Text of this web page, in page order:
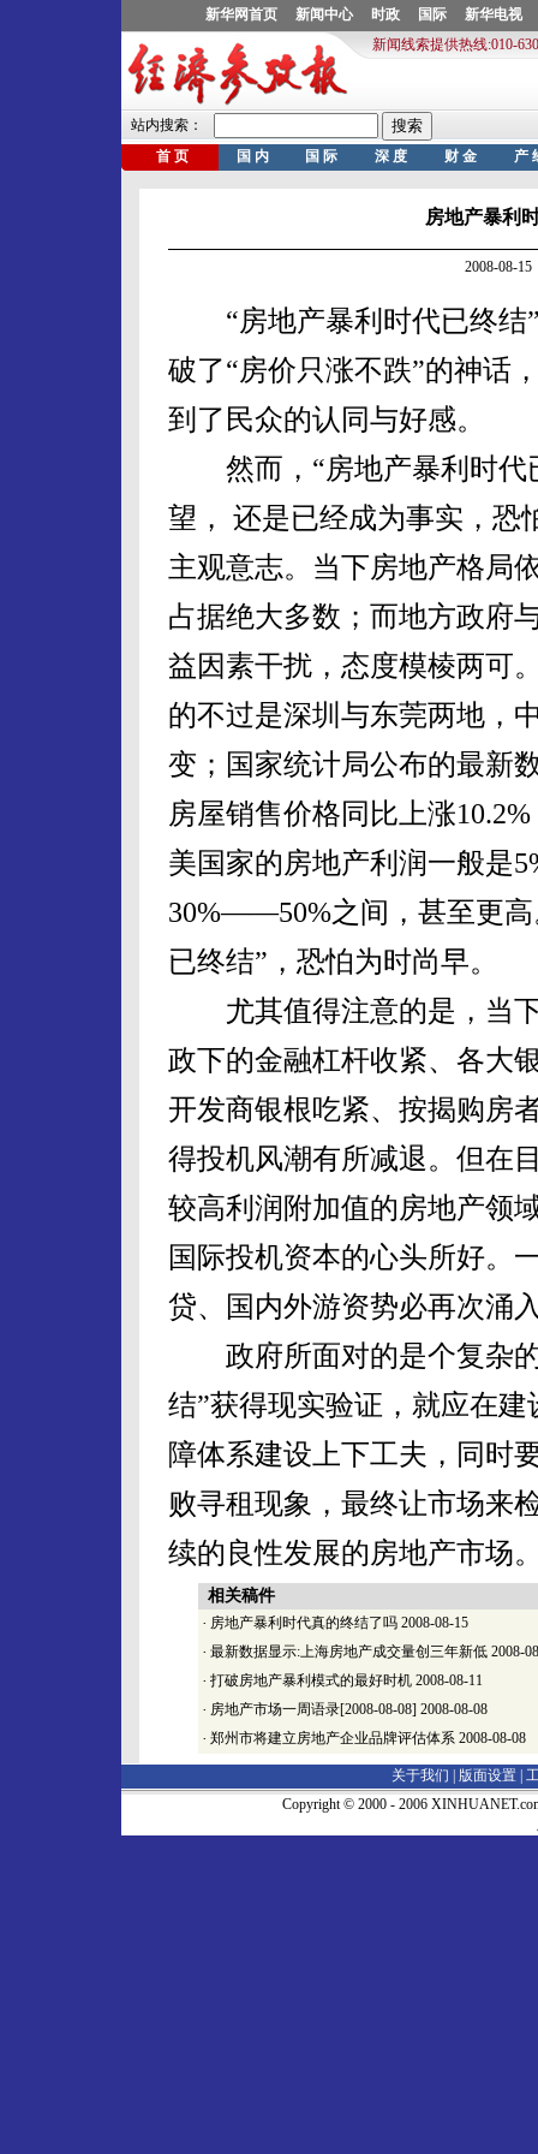
房地产暴利
2008-08-
“房地产暴利时代已终结
破了“房价只涨不跌”的神话
到了民众的认同与好感。
然而，“房地产暴利时代
望， 还是已经成为事实，恐
主观意志。当下房地产格局
占据绝大多数；而地方政府
益因素干扰，态度模棱两可
的不过是深圳与东莞两地，
变；国家统计局公布的最新
房屋销售价格同比上涨
美国家的房地产利润一般是
30%——50%之间，甚至更高
已终结”，恐怕为时尚早。
尤其值得注意的是，当下
政下的金融杠杆收紧、各大
开发商银根吃紧、按揭购房
得投机风潮有所减退。但在
较高利润附加值的房地产领
国际投机资本的心头所好。
贷、国内外游资势必再次涌
政府所面对的是个复杂的
结”获得现实验证，就应在
障体系建设上下工夫，同时
败寻租现象，最终让市场来
续的良性发展的房地产市场
相关稿件
· 房地产暴利时代真的终结了吗 2008-08-15
· 最新数据显示:上海房地产成交量创三年新低 2008-
· 打破房地产暴利模式的最好时机 2008-08-11
· 房地产市场一周语录[2008-08-08] 2008-08-08
· 郑州市将建立房地产企业品牌评估体系 2008-08-08
关于我们 | 版面设置
Copyright © 2000 - 2006